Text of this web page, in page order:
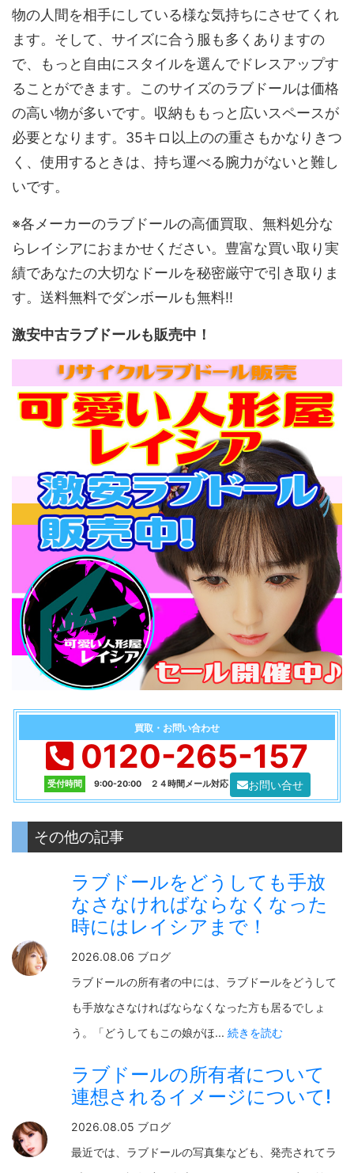
物の人間を相手にしている様な気持ちにさせてくれ
ます。そして、サイズに合う服も多くありますの
で、もっと自由にスタイルを選んでドレスアップす
ることができます。このサイズのラブドールは価格
の高い物が多いです。収納ももっと広いスペースが
必要となります。35キロ以上のの重さもかなりきつ
く、使用するときは、持ち運べる腕力がないと難し
いです。
※各メーカーのラブドールの高価買取、無料処分な
らレイシアにおまかせください。豊富な買い取り実
績であなたの大切なドールを秘密厳守で引き取りま
す。送料無料でダンボールも無料!!
激安中古ラブドールも販売中！
買取・お問い合わせ
0120-265-157
受付時間 9:00-20:00 ２４時間メール対応 お問い合せ
その他の記事
ラブドールをどうしても手放
なさなければならなくなった
時にはレイシアまで！
2026.08.06 ブログ
ラブドールの所有者の中には、ラブドールをどうして
も手放なさなければならなくなった方も居るでしょ
う。「どうしてもこの娘がほ... 続きを読む
ラブドールの所有者について
連想されるイメージについて!
2026.08.05 ブログ
最近では、ラブドールの写真集なども、発売されてラ